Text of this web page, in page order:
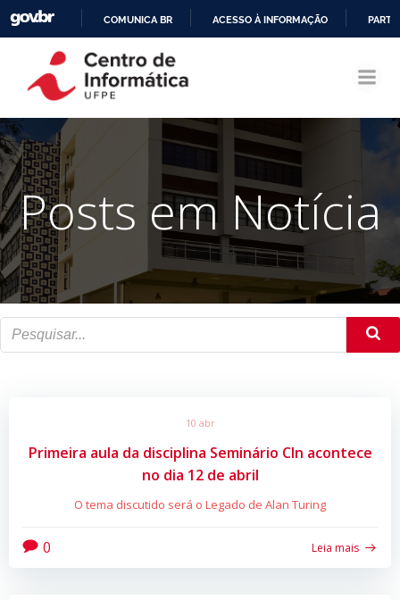
CONTEÚDO
COMUNICA BR ACESSO À INFORMAÇÃO
Posts em Notícia
10 abr
Primeira aula da disciplina Seminário CIn acontece
no dia 12 de abril
O tema discutido será o Legado de Alan Turing
0 Leia mais